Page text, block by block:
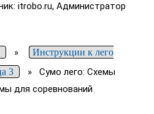
itrobo.ru, Администратор
»
Инструкции к лего
3 » Сумо лего: Схемы
для соревнований